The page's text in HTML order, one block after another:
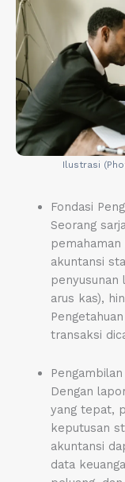
Ilustrasi
Fondasi
Seorang
akuntansi
penyusunan
arus kas),
transaksi
Dengan
yang tepat,
keputusan
akuntansi
data